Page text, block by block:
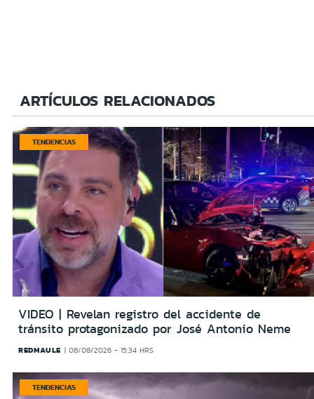
ARTÍCULOS RELACIONADOS
TENDENCIAS
VIDEO | Revelan registro del accidente de
tránsito protagonizado por José Antonio Neme
REDMAULE 08/08/2026 - 15:34 HRS
TENDENCIAS